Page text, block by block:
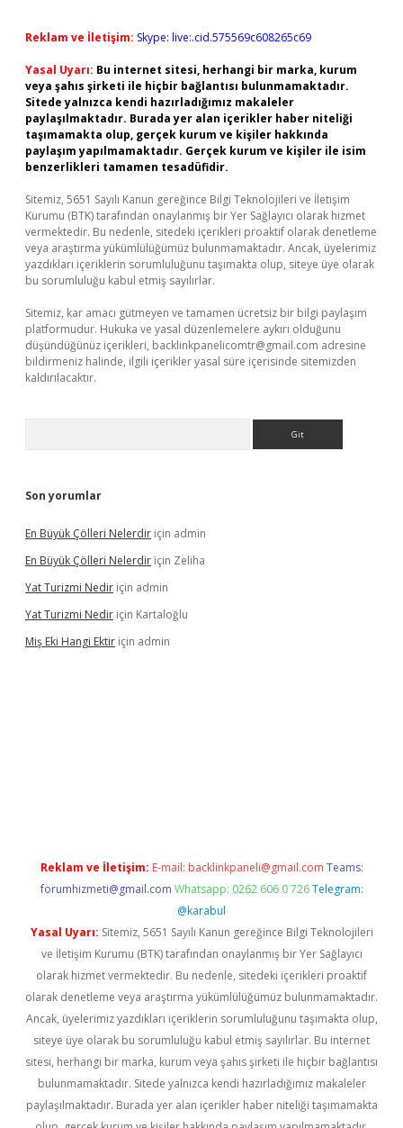
Reklam ve İletişim: Skype: live:.cid.575569c608265c69
Yasal Uyarı: Bu internet sitesi, herhangi bir marka, kurum
veya şahıs şirketi ile hiçbir bağlantısı bulunmamaktadır.
Sitede yalnızca kendi hazırladığımız makaleler
paylaşılmaktadır. Burada yer alan içerikler haber niteliği
taşımamakta olup, gerçek kurum ve kişiler hakkında
paylaşım yapılmamaktadır. Gerçek kurum ve kişiler ile isim
benzerlikleri tamamen tesadüfidir.
Sitemiz, 5651 Sayılı Kanun gereğince Bilgi Teknolojileri ve İletişim
Kurumu (BTK) tarafından onaylanmış bir Yer Sağlayıcı olarak hizmet
vermektedir. Bu nedenle, sitedeki içerikleri proaktif olarak denetleme
veya araştırma yükümlülüğümüz bulunmamaktadır. Ancak, üyelerimiz
yazdıkları içeriklerin sorumluluğunu taşımakta olup, siteye üye olarak
bu sorumluluğu kabul etmiş sayılırlar.
Sitemiz, kar amacı gütmeyen ve tamamen ücretsiz bir bilgi paylaşım
platformudur. Hukuka ve yasal düzenlemelere aykırı olduğunu
düşündüğünüz içerikleri, backlinkpanelicomtr@gmail.com adresine
bildirmeniz halinde, ilgili içerikler yasal süre içerisinde sitemizden
kaldırılacaktır.
Son yorumlar
En Büyük Çölleri Nelerdir için admin
En Büyük Çölleri Nelerdir için Zeliha
Yat Turizmi Nedir için admin
Yat Turizmi Nedir için Kartaloğlu
Miş Eki Hangi Ektir için admin
Reklam ve İletişim: E-mail: backlinkpaneli@gmail.com Teams:
forumhizmeti@gmail.com Whatsapp: 0262 606 0 726 Telegram:
@karabul
Yasal Uyarı: Sitemiz, 5651 Sayılı Kanun gereğince Bilgi Teknolojileri
ve İletişim Kurumu (BTK) tarafından onaylanmış bir Yer Sağlayıcı
olarak hizmet vermektedir. Bu nedenle, sitedeki içerikleri proaktif
olarak denetleme veya araştırma yükümlülüğümüz bulunmamaktadır.
Ancak, üyelerimiz yazdıkları içeriklerin sorumluluğunu taşımakta olup,
siteye üye olarak bu sorumluluğu kabul etmiş sayılırlar. Bu internet
sitesi, herhangi bir marka, kurum veya şahıs şirketi ile hiçbir bağlantısı
bulunmamaktadır. Sitede yalnızca kendi hazırladığımız makaleler
paylaşılmaktadır. Burada yer alan içerikler haber niteliği taşımamakta